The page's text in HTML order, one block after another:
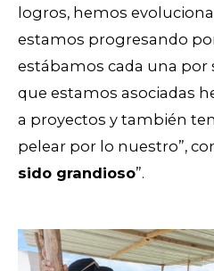
logros, hemos
estamos progresando
estábamos cada una por
que estamos asociadas
a proyectos y también
pelear por lo nuestro”,
sido grandioso”.